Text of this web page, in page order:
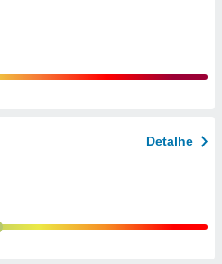
Detalhe